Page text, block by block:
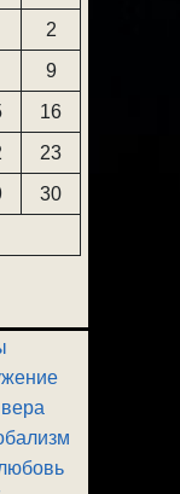
2
9
16
23
30
вера